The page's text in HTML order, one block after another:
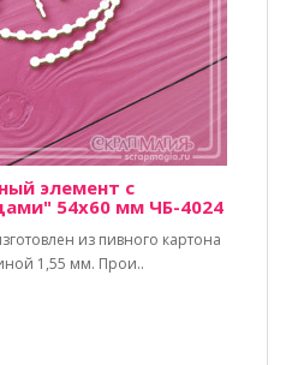
элемент с
54х60 мм ЧБ-4024
из пивного картона
1,55 мм. Прои..